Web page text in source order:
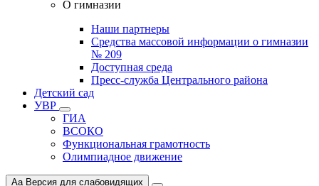
О гимназии
Наши партнеры
Средства массовой информации о гимназии
№ 209
Доступная среда
Пресс-служба Центрального района
Детский сад
УВР
ГИА
ВСОКО
Функциональная грамотность
Олимпиадное движение
Aa Версия для слабовидящих